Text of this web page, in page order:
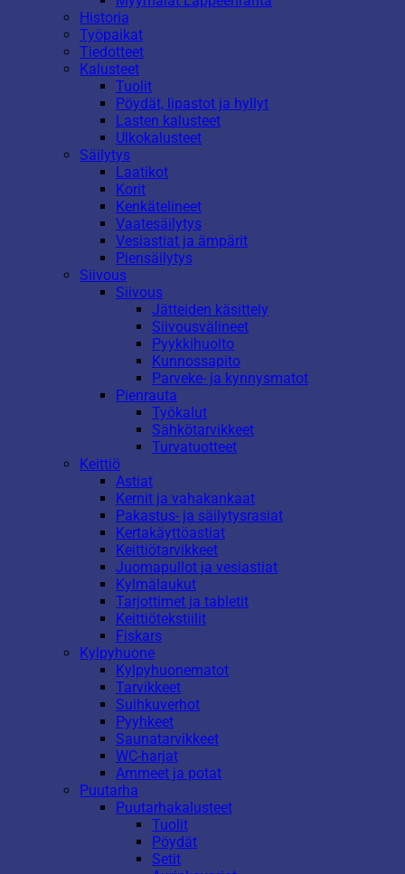
Historia
Työpaikat
Tiedotteet
Kalusteet
Tuolit
Pöydät, lipastot ja hyllyt
Lasten kalusteet
Ulkokalusteet
Säilytys
Laatikot
Korit
Kenkätelineet
Vaatesäilytys
Vesiastiat ja ämpärit
Piensäilytys
Siivous
Siivous
Jätteiden käsittely
Siivousvälineet
Pyykkihuolto
Kunnossapito
Parveke- ja kynnysmatot
Pienrauta
Työkalut
Sähkötarvikkeet
Turvatuotteet
Keittiö
Astiat
Kernit ja vahakankaat
Pakastus- ja säilytysrasiat
Kertakäyttöastiat
Keittiötarvikkeet
Juomapullot ja vesiastiat
Kylmälaukut
Tarjottimet ja tabletit
Keittiötekstiilit
Fiskars
Kylpyhuone
Kylpyhuonematot
Tarvikkeet
Suihkuverhot
Pyyhkeet
Saunatarvikkeet
WC-harjat
Ammeet ja potat
Puutarha
Puutarhakalusteet
Tuolit
Pöydät
Setit